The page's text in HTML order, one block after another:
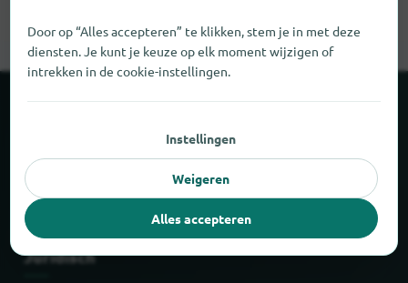
Cijfers en feiten
Partner
Juridisch
Door op “Alles accepteren” te klikken, stem je in met deze
diensten. Je kunt je keuze op elk moment wijzigen of
intrekken in de cookie-instellingen.
Instellingen
Weigeren
Alles accepteren